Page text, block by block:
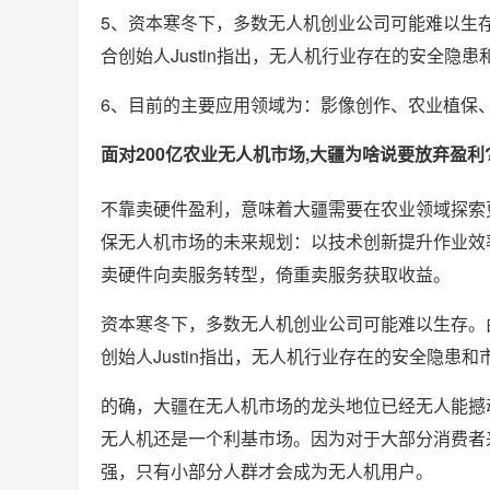
5、资本寒冬下，多数无人机创业公司可能难以
合创始人Justin指出，无人机行业存在的安全隐
6、目前的主要应用领域为：影像创作、农业植保
面对200亿农业无人机市场,大疆为啥说要放弃盈利
不靠卖硬件盈利，意味着大疆需要在农业领域探
保无人机市场的未来规划：以技术创新提升作业
卖硬件向卖服务转型，倚重卖服务获取收益。
资本寒冬下，多数无人机创业公司可能难以生存
创始人Justin指出，无人机行业存在的安全隐患
的确，大疆在无人机市场的龙头地位已经无人能
无人机还是一个利基市场。因为对于大部分消费
强，只有小部分人群才会成为无人机用户。